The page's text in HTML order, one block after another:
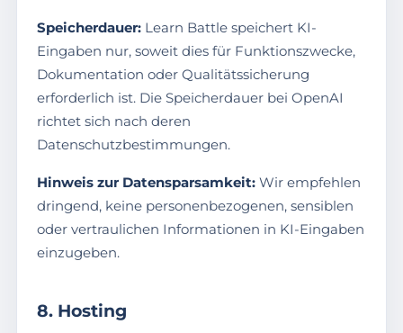
Speicherdauer: Learn Battle speichert KI-
Eingaben nur, soweit dies für Funktionszwecke,
Dokumentation oder Qualitätssicherung
erforderlich ist. Die Speicherdauer bei OpenAI
richtet sich nach deren
Datenschutzbestimmungen.
Hinweis zur Datensparsamkeit: Wir empfehlen
dringend, keine personenbezogenen, sensiblen
oder vertraulichen Informationen in KI-Eingaben
einzugeben.
8. Hosting